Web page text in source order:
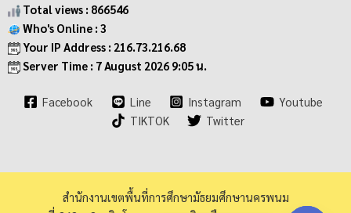
Total views : 866546
Who's Online : 3
Your IP Address : 216.73.216.68
Server Time : 7 August 2026 9:05 น.
Facebook Line Instagram
Youtube
TIKTOK
Twitter
สำนักงานเขตพื้นที่การศึกษามัธยมศึกษานครพนม